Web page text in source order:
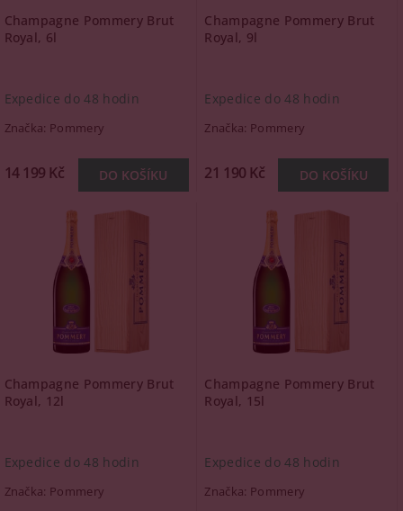
Champagne Pommery Brut
Royal, 6l
Expedice do 48 hodin
Značka: Pommery
14 199 Kč
Champagne Pommery Brut
Royal, 9l
Expedice do 48 hodin
Značka: Pommery
21 190 Kč
Champagne Pommery Brut
Royal, 12l
Expedice do 48 hodin
Značka: Pommery
Champagne Pommery Brut
Royal, 15l
Expedice do 48 hodin
Značka: Pommery